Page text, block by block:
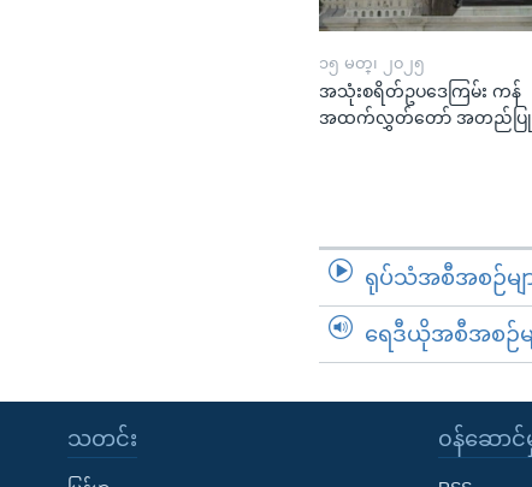
၁၅ မတ္၊ ၂၀၂၅
အသုံးစရိတ်ဥပဒေကြမ်း ကန်
အထက်လွှတ်တော် အတည်ပြု
ရုပ်သံအစီအစဉ်မျ
ရေဒီယိုအစီအစဉ်မျ
သတင်း ၀န်ဆောင်မှု